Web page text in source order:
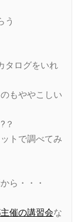
う
タログをいれ
もややこしい
？
トで調べてみ
ら・・・
催の講習会な